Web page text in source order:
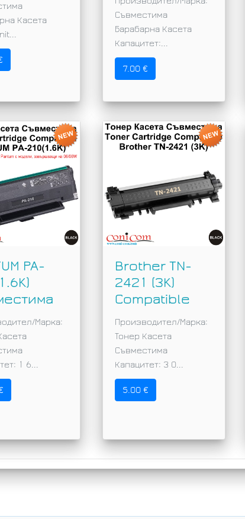
Касета
Съвместима
Барабарна Касета
Капацитет:...
7.00 €
PA-
Марка:
1 6...
Brother TN-
2421 (3K)
Compatible
Производител/Марка:
Тонер Касета
Съвместима
Капацитет: 3 0...
5.00 €